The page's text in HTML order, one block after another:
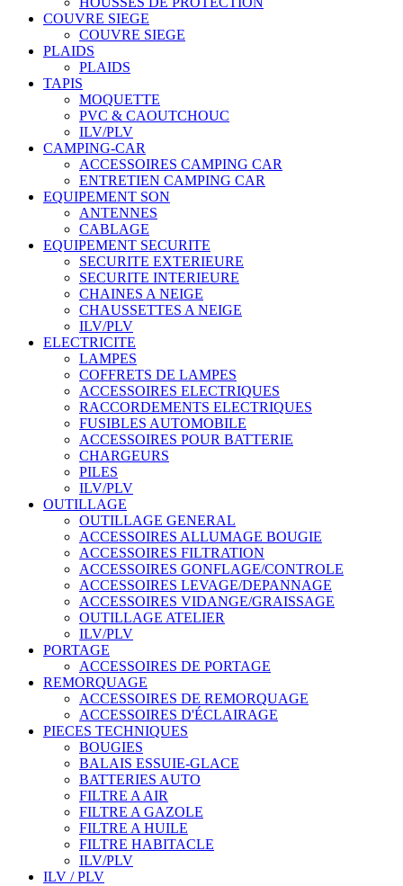
COUVRE SIEGE
COUVRE SIEGE
PLAIDS
PLAIDS
TAPIS
MOQUETTE
PVC & CAOUTCHOUC
ILV/PLV
CAMPING-CAR
ACCESSOIRES CAMPING CAR
ENTRETIEN CAMPING CAR
EQUIPEMENT SON
ANTENNES
CABLAGE
EQUIPEMENT SECURITE
SECURITE EXTERIEURE
SECURITE INTERIEURE
CHAINES A NEIGE
CHAUSSETTES A NEIGE
ILV/PLV
ELECTRICITE
LAMPES
COFFRETS DE LAMPES
ACCESSOIRES ELECTRIQUES
RACCORDEMENTS ELECTRIQUES
FUSIBLES AUTOMOBILE
ACCESSOIRES POUR BATTERIE
CHARGEURS
PILES
ILV/PLV
OUTILLAGE
OUTILLAGE GENERAL
ACCESSOIRES ALLUMAGE BOUGIE
ACCESSOIRES FILTRATION
ACCESSOIRES GONFLAGE/CONTROLE
ACCESSOIRES LEVAGE/DEPANNAGE
ACCESSOIRES VIDANGE/GRAISSAGE
OUTILLAGE ATELIER
ILV/PLV
PORTAGE
ACCESSOIRES DE PORTAGE
REMORQUAGE
ACCESSOIRES DE REMORQUAGE
ACCESSOIRES D'ÉCLAIRAGE
PIECES TECHNIQUES
BOUGIES
BALAIS ESSUIE-GLACE
BATTERIES AUTO
FILTRE A AIR
FILTRE A GAZOLE
FILTRE A HUILE
FILTRE HABITACLE
ILV/PLV
ILV / PLV